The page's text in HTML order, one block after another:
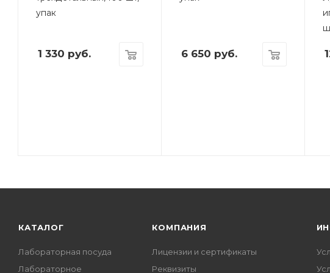
упак
1 330 руб. 6 650 руб.
КАТАЛОГ
Лабораторная посуда
Лабораторное
КОМПАНИЯ
Лицензии и сертификаты
Реквизиты